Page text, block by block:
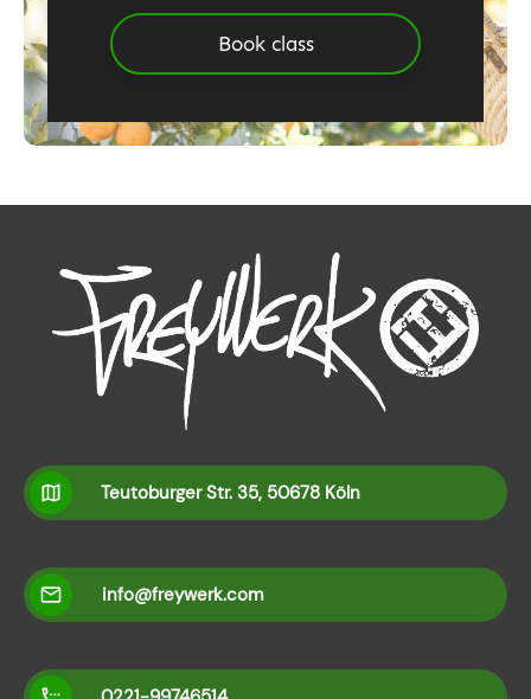
Book class
Teutoburger Str. 35, 50678 Köln
info@freywerk.com